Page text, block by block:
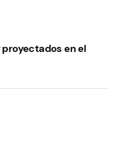
proyectados en el